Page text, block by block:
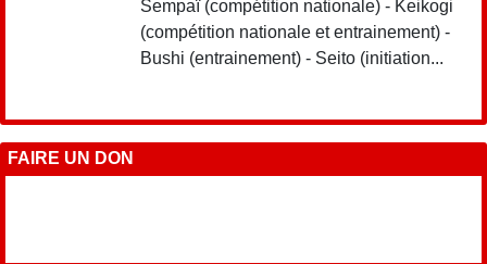
Sempaï (compétition nationale) - Keikogi
(compétition nationale et entrainement) -
Bushi (entrainement) - Seito (initiation...
FAIRE UN DON